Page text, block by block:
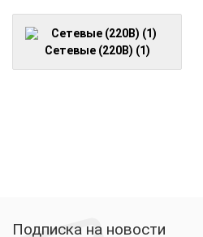
Сетевые (220В) (1)
Подписка на новости